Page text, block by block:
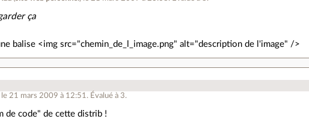
ça
balise <img src="chemin_de_l_image.png" alt="description de l'image" />
le 21 mars 2009 à 12:51 . Évalué à 3.
de code" de cette distrib !